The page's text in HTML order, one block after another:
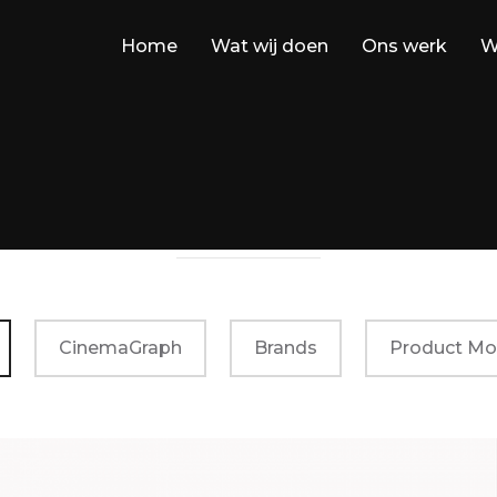
Home Wat wij doen Ons werk
CinemaGraph Brands Product